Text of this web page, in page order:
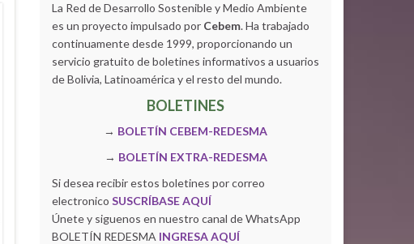
La Red de Desarrollo Sostenible y Medio Ambiente
es un proyecto impulsado por Cebem. Ha trabajado
continuamente desde 1999, proporcionando un
servicio gratuito de boletines informativos a usuarios
de Bolivia, Latinoamérica y el resto del mundo.
BOLETINES
→ BOLETÍN CEBEM-REDESMA
→ BOLETÍN EXTRA-REDESMA
Si desea recibir estos boletines por correo
electronico SUSCRÍBASE AQUÍ
Únete y siguenos en nuestro canal de WhatsApp
BOLETÍN REDESMA INGRESA AQUÍ